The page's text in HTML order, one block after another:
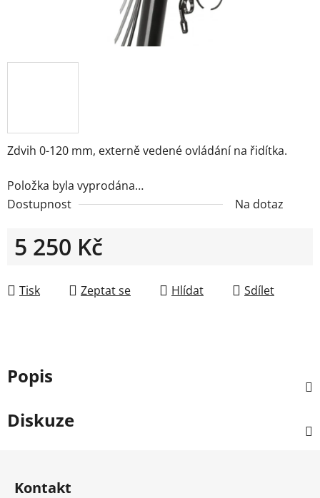
Zdvih 0-120 mm, externě vedené ovládání na řidítka.
Položka byla vyprodána…
Dostupnost
Na dotaz
5 250 Kč
Tisk
Zeptat se Hlídat Sdílet
Popis
Diskuze
Kontakt